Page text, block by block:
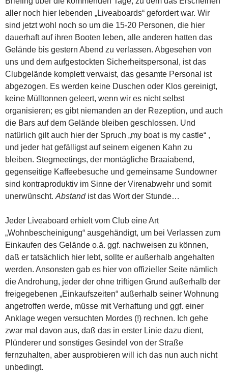
aller noch hier lebenden „Liveaboards“ gefordert war. Wir
sind jetzt wohl noch so um die 15-20 Personen, die hier
dauerhaft auf ihren Booten leben, alle anderen hatten das
Gelände bis gestern Abend zu verlassen. Abgesehen von
uns und dem aufgestockten Sicherheitspersonal, ist das
Clubgelände komplett verwaist, das gesamte Personal ist
abgezogen. Es werden keine Duschen oder Klos gereinigt,
keine Mülltonnen geleert, wenn wir es nicht selbst
organisieren; es gibt niemanden an der Rezeption, und auch
die Bars auf dem Gelände bleiben geschlossen. Und
natürlich gilt auch hier der Spruch „my boat is my castle“ ,
und jeder hat gefälligst auf seinem eigenen Kahn zu
bleiben. Stegmeetings, der montägliche Braaiabend,
gegenseitige Kaffeebesuche und gemeinsame Sundowner
sind kontraproduktiv im Sinne der Virenabwehr und somit
unerwünscht. Abstandist das Wort der Stunde…
Jeder Liveaboard erhielt vom Club eine Art
„Wohnbescheinigung“ ausgehändigt, um bei Verlassen zum
Einkaufen des Gelände o.ä. ggf. nachweisen zu können,
daß er tatsächlich hier lebt, sollte er außerhalb angehalten
werden. Ansonsten gab es hier von offizieller Seite nämlich
die Androhung, jeder der ohne triftigen Grund außerhalb der
freigegebenen „Einkaufszeiten“ außerhalb seiner Wohnung
angetroffen werde, müsse mit Verhaftung und ggf. einer
Anklage wegen versuchten Mordes (!) rechnen. Ich gehe
zwar mal davon aus, daß das in erster Linie dazu dient,
Plünderer und sonstiges Gesindel von der Straße
fernzuhalten, aber ausprobieren will ich das nun auch nicht
unbedingt.